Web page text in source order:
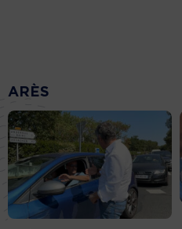
ARÈS